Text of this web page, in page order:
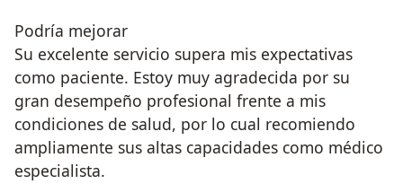
Podría mejorar
Su excelente servicio supera mis expectativas
como paciente. Estoy muy agradecida por su
gran desempeño profesional frente a mis
condiciones de salud, por lo cual recomiendo
ampliamente sus altas capacidades como médico
especialista.